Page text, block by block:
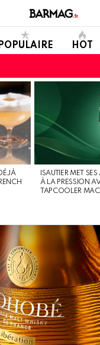
POPULAIRE HOT
ISAUTIER MET
À LA PRESSION
TAPCOOLER